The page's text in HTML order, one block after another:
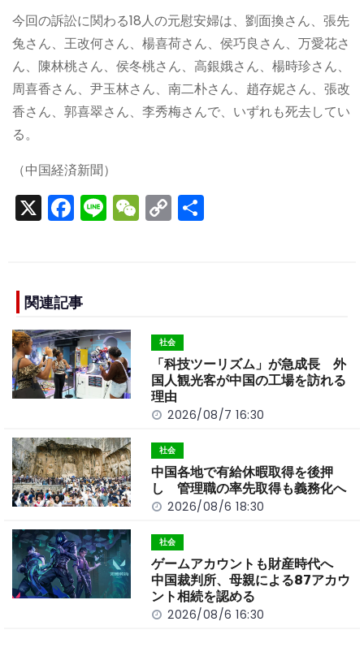
今回の訴訟に関わる18人の元慰安婦は、劉面換さん、張先
兔さん、王改何さん、楊喜荷さん、侯巧良さん、万愛花さ
ん、陳林桃さん、侯冬桃さん、高銀娥さん、楊時珍さん、
周喜香さん、尹玉林さん、南二朴さん、趙存妮さん、張改
香さん、郭喜翠さん、李秀梅さんで、いずれも死去してい
る。
（中国経済新聞）
X F
a
e
b
o
o
k
Li
n
W
e
C
o
n
k
関連記事
社会
「科技ツーリズム」が急成長 外
国人観光客が中国の工場を訪れる
理由
2026/08/7 16:30
社会
中国各地で有給休暇取得を後押
し 管理職の率先取得も義務化へ
2026/08/6 18:30
社会
ゲームアカウントも財産時代へ
中国裁判所、母親による87アカウ
ント相続を認める
2026/08/6 16:30